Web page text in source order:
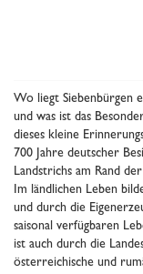
Wo liegt Siebenbürgen
und was ist das
dieses kleine
700 Jahre deutscher
Landstrichs am Rand
Im ländlichen Leben
und durch die
saisonal verfügbaren
ist auch durch die
österreichische und